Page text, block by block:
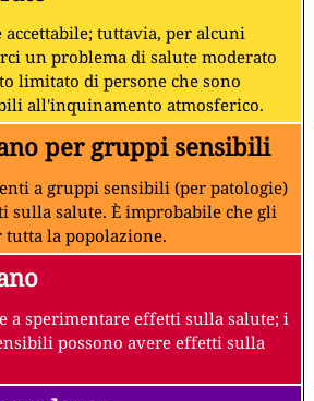
tuttavia, per alcuni
un problema di salute moderato
limitato di persone che sono
all'inquinamento atmosferico.
per gruppi sensibili
a gruppi sensibili (per patologie)
sulla salute. È improbabile che gli
la popolazione.
a sperimentare effetti sulla salute; i
possono avere effetti sulla